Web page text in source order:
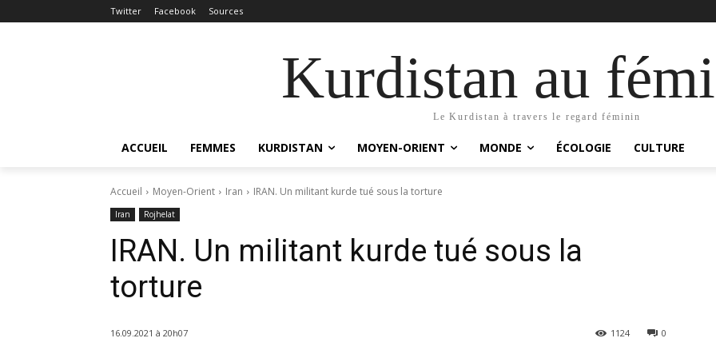
Twitter Facebook Sources
Kurdistan au
Le Kurdistan à travers le regard féminin
ACCUEIL FEMMES KURDISTAN MOYEN-ORIENT MONDE ÉCOLOGIE CULTURE
Accueil Moyen-Orient Iran IRAN. Un militant kurde tué sous la torture
Iran Rojhelat
IRAN. Un militant kurde tué sous la
torture
16.09.2021 à 20h07 0
1124